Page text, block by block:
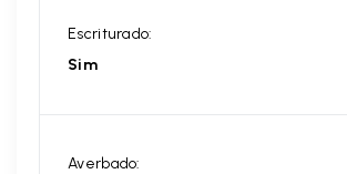
Escriturado:
Sim
Averbado: